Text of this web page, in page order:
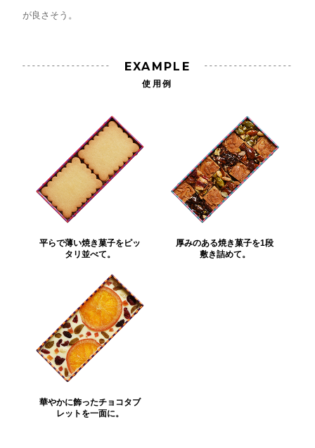
が良さそう。
EXAMPLE
使用例
平らで薄い焼き菓子をピッ
タリ並べて。
厚みのある焼き菓子を1段
敷き詰めて。
華やかに飾ったチョコタブ
レットを一面に。